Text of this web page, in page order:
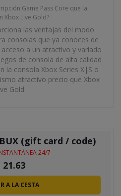
Game Pass Core que la
Xbox Live Gold?
las ventajas del modo
consolas que ya conoces de
a un atractivo y variado
de consola de alta calidad
la consola Xbox Series X|S o
atractivo precio que Xbox
Gold.
(gift card / code)
24/7
21.63
A LA CESTA